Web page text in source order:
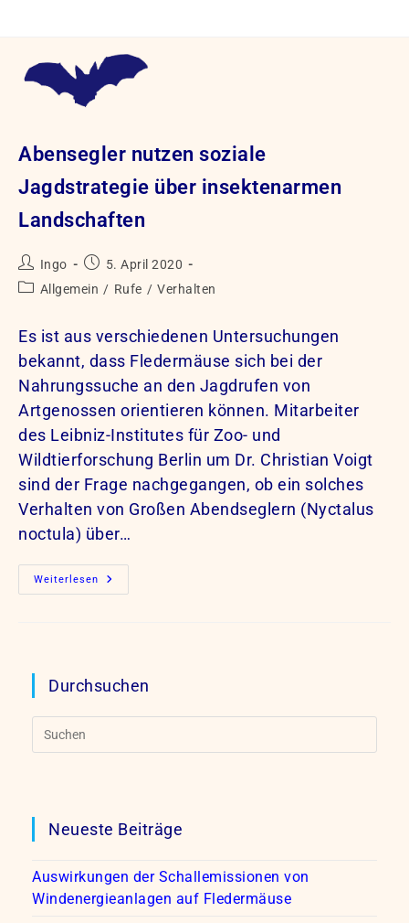
Abensegler nutzen soziale
Jagdstrategie über insektenarmen
Landschaften
Beitrags-
Autor:
Ingo
Beitrag
veröffentlicht:
5. April 2020
Beitrags-
Allgemein / Rufe / Verhalten
Es ist aus verschiedenen Untersuchungen
bekannt, dass Fledermäuse sich bei der
Nahrungssuche an den Jagdrufen von
Artgenossen orientieren können. Mitarbeiter
des Leibniz-Institutes für Zoo- und
Wildtierforschung Berlin um Dr. Christian Voigt
sind der Frage nachgegangen, ob ein solches
Verhalten von Großen Abendseglern (Nyctalus
noctula) über…
Weiterlesen
Abensegler
Nutzen
Durchsuchen
Neueste Beiträge
Auswirkungen der Schallemissionen von
Windenergieanlagen auf Fledermäuse